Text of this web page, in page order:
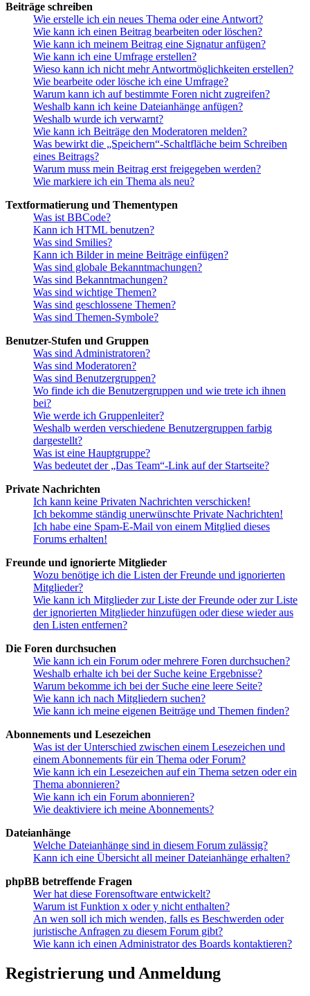
Beiträge schreiben
Wie erstelle ich ein neues Thema oder eine Antwort?
Wie kann ich einen Beitrag bearbeiten oder löschen?
Wie kann ich meinem Beitrag eine Signatur anfügen?
Wie kann ich eine Umfrage erstellen?
Wieso kann ich nicht mehr Antwortmöglichkeiten erstellen?
Wie bearbeite oder lösche ich eine Umfrage?
Warum kann ich auf bestimmte Foren nicht zugreifen?
Weshalb kann ich keine Dateianhänge anfügen?
Weshalb wurde ich verwarnt?
Wie kann ich Beiträge den Moderatoren melden?
Was bewirkt die „Speichern“-Schaltfläche beim Schreiben
eines Beitrags?
Warum muss mein Beitrag erst freigegeben werden?
Wie markiere ich ein Thema als neu?
Textformatierung und Thementypen
Was ist BBCode?
Kann ich HTML benutzen?
Was sind Smilies?
Kann ich Bilder in meine Beiträge einfügen?
Was sind globale Bekanntmachungen?
Was sind Bekanntmachungen?
Was sind wichtige Themen?
Was sind geschlossene Themen?
Was sind Themen-Symbole?
Benutzer-Stufen und Gruppen
Was sind Administratoren?
Was sind Moderatoren?
Was sind Benutzergruppen?
Wo finde ich die Benutzergruppen und wie trete ich ihnen
bei?
Wie werde ich Gruppenleiter?
Weshalb werden verschiedene Benutzergruppen farbig
dargestellt?
Was ist eine Hauptgruppe?
Was bedeutet der „Das Team“-Link auf der Startseite?
Private Nachrichten
Ich kann keine Privaten Nachrichten verschicken!
Ich bekomme ständig unerwünschte Private Nachrichten!
Ich habe eine Spam-E-Mail von einem Mitglied dieses
Forums erhalten!
Freunde und ignorierte Mitglieder
Wozu benötige ich die Listen der Freunde und ignorierten
Mitglieder?
Wie kann ich Mitglieder zur Liste der Freunde oder zur Liste
der ignorierten Mitglieder hinzufügen oder diese wieder aus
den Listen entfernen?
Die Foren durchsuchen
Wie kann ich ein Forum oder mehrere Foren durchsuchen?
Weshalb erhalte ich bei der Suche keine Ergebnisse?
Warum bekomme ich bei der Suche eine leere Seite?
Wie kann ich nach Mitgliedern suchen?
Wie kann ich meine eigenen Beiträge und Themen finden?
Abonnements und Lesezeichen
Was ist der Unterschied zwischen einem Lesezeichen und
einem Abonnements für ein Thema oder Forum?
Wie kann ich ein Lesezeichen auf ein Thema setzen oder ein
Thema abonnieren?
Wie kann ich ein Forum abonnieren?
Wie deaktiviere ich meine Abonnements?
Dateianhänge
Welche Dateianhänge sind in diesem Forum zulässig?
Kann ich eine Übersicht all meiner Dateianhänge erhalten?
phpBB betreffende Fragen
Wer hat diese Forensoftware entwickelt?
Warum ist Funktion x oder y nicht enthalten?
An wen soll ich mich wenden, falls es Beschwerden oder
juristische Anfragen zu diesem Forum gibt?
Wie kann ich einen Administrator des Boards kontaktieren?
Registrierung und Anmeldung